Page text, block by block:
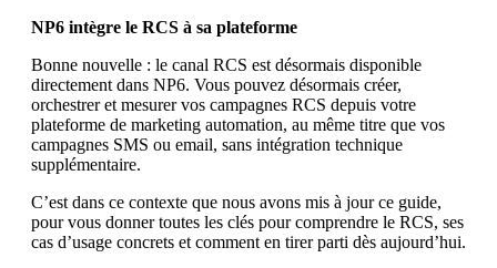
NP6 intègre le RCS à sa plateforme
Bonne nouvelle : le canal RCS est désormais disponible
directement dans NP6. Vous pouvez désormais créer,
orchestrer et mesurer vos campagnes RCS depuis votre
plateforme de marketing automation, au même titre que vos
campagnes SMS ou email, sans intégration technique
supplémentaire.
C’est dans ce contexte que nous avons mis à jour ce guide,
pour vous donner toutes les clés pour comprendre le RCS, ses
cas d’usage concrets et comment en tirer parti dès aujourd’hui.